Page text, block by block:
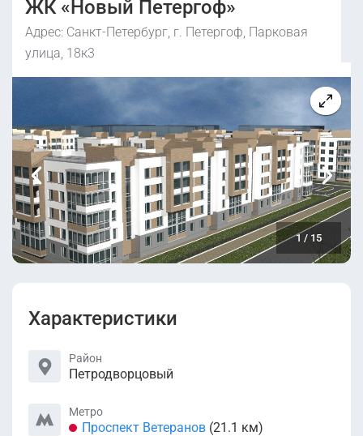
ЖК «Новый Петергоф»
Адрес: Санкт-Петербург, г. Петергоф, Парковая
улица, 18к3
1 / 15
Характеристики
Район
Петродворцовый
Метро
Проспект Ветеранов (21.1 км)